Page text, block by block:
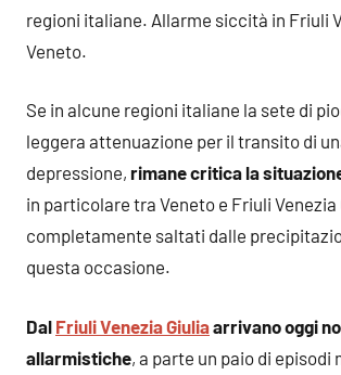
regioni italiane. Allarme siccità in Friuli
Veneto.
Se in alcune regioni italiane la sete di
leggera attenuazione per il transito di
depressione, rimane critica la
in particolare tra Veneto e Friuli Venezia
completamente saltati dalle
questa occasione.
Dal Friuli Venezia Giuliaarrivano oggi
allarmistiche, a parte un paio di episodi